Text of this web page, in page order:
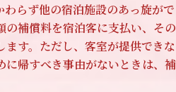
らず他の宿泊施設のあっ旋がで
の補償料を宿泊客に支払い、その
す。ただし、客室が提供できな
に帰すべき事由がないときは、補